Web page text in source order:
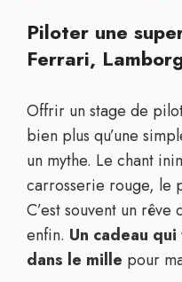
Piloter une
Ferrari,
Offrir un stage de
bien plus qu’une
un mythe. Le chant
carrosserie rouge, le
C’est souvent un
enfin. Un cadeau
dans le mille pour